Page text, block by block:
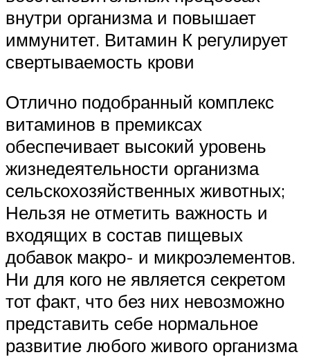
внутри организма и повышает
иммунитет. Витамин К регулирует
свертываемость крови
Отлично подобранный комплекс
витаминов в премиксах
обеспечивает высокий уровень
жизнедеятельности организма
сельскохозяйственных животных;
Нельзя не отметить важность и
входящих в состав пищевых
добавок макро- и микроэлементов.
Ни для кого не является секретом
тот факт, что без них невозможно
представить себе нормальное
развитие любого живого организма